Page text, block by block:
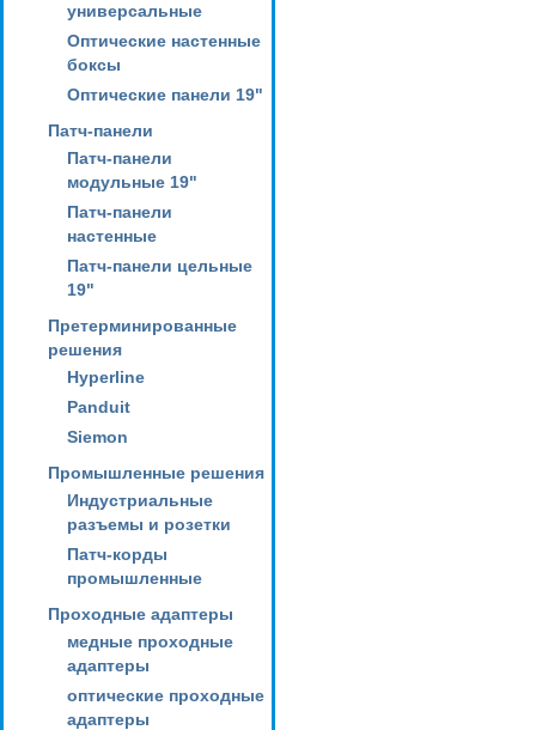
универсальные
Оптические настенные
боксы
Оптические панели 19"
Патч-панели
Патч-панели
модульные 19"
Патч-панели
настенные
Патч-панели цельные
19"
Претерминированные
решения
Hyperline
Panduit
Siemon
Промышленные решения
Индустриальные
разъемы и розетки
Патч-корды
промышленные
Проходные адаптеры
медные проходные
адаптеры
оптические проходные
адаптеры